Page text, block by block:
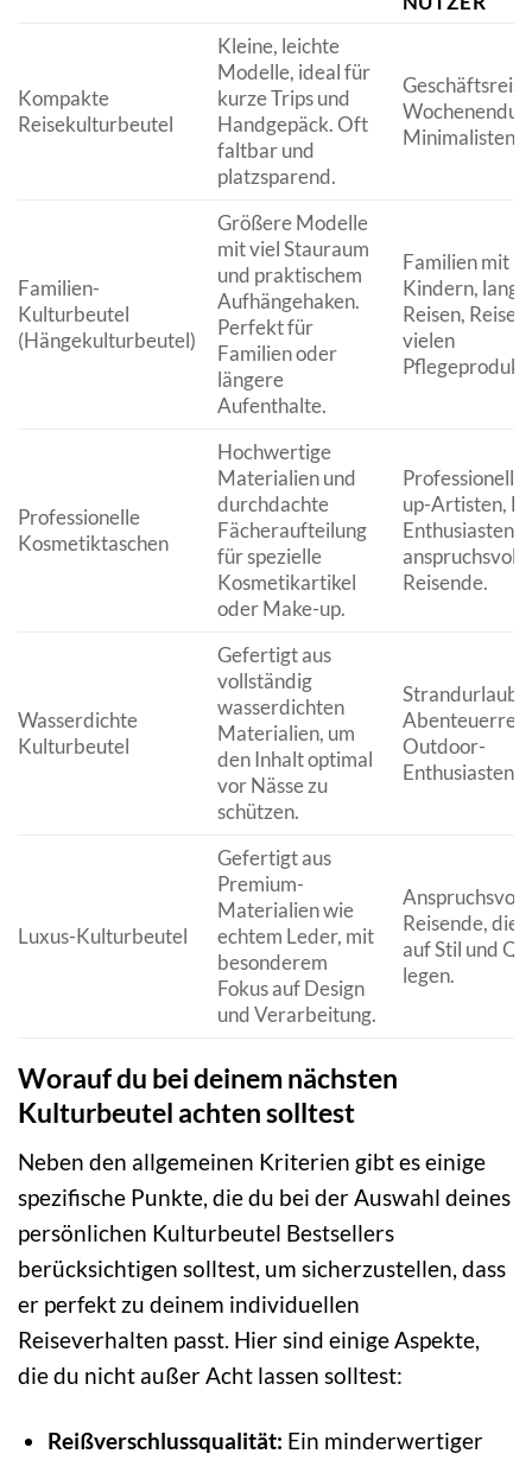
Kompakte
Reisekulturbeutel
Kleine, leichte
Modelle, ideal für
kurze Trips und
Handgepäck. Oft
faltbar und
platzsparend.
Minimalisten.
Familien-
Kulturbeutel
(Hängekulturbeutel)
Größere Modelle
mit viel Stauraum
und praktischem
Aufhängehaken.
Perfekt für
Familien oder
längere
Aufenthalte.
Familien mit
Kindern, lange
Reisen,
vielen
Professionelle
Kosmetiktaschen
Hochwertige
Materialien und
durchdachte
Fächeraufteilung
für spezielle
Kosmetikartikel
oder Make-up.
Professionelle
up-Artisten,
Enthusiasten,
anspruchsvolle
Reisende.
Wasserdichte
Kulturbeutel
Gefertigt aus
vollständig
wasserdichten
Materialien, um
den Inhalt optimal
vor Nässe zu
schützen.
Outdoor-
Enthusiasten.
Luxus-Kulturbeutel
Gefertigt aus
Premium-
Materialien wie
echtem Leder, mit
besonderem
Fokus auf Design
und Verarbeitung.
Reisende, die
auf Stil und
legen.
Worauf du bei deinem nächsten
Kulturbeutel achten solltest
Neben den allgemeinen Kriterien gibt es einige
spezifische Punkte, die du bei der Auswahl deines
persönlichen Kulturbeutel Bestsellers
berücksichtigen solltest, um sicherzustellen, dass
er perfekt zu deinem individuellen
Reiseverhalten passt. Hier sind einige Aspekte,
die du nicht außer Acht lassen solltest:
Reißverschlussqualität: Ein minderwertiger